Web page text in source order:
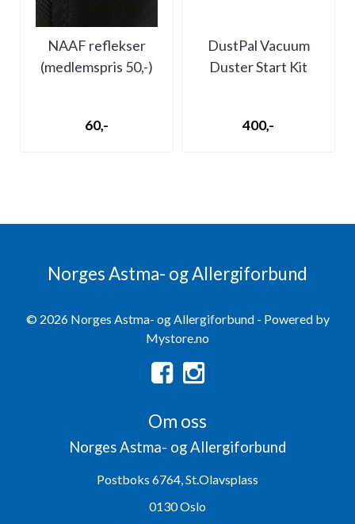
NAAF reflekser
(medlemspris 50,-)
60,-
DustPal Vacuum
Duster Start Kit
400,-
Norges Astma- og Allergiforbund
© 2026 Norges Astma- og Allergiforbund - Powered by
Mystore.no
Om oss
Norges Astma- og Allergiforbund
Postboks 6764, St.Olavsplass
0130 Oslo